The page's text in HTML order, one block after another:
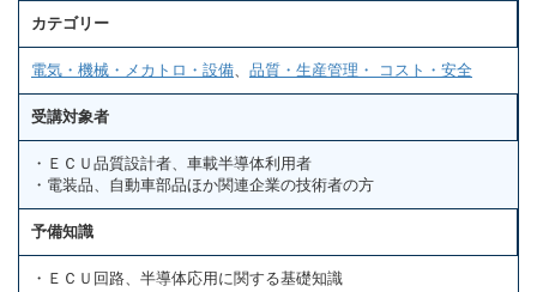
カテゴリー
電気・機械・メカトロ・設備 品質・生産管理・ コスト・安全
受講対象者
・ＥＣＵ品質設計者、車載半導体利用者
・電装品、自動車部品ほか関連企業の技術者の方
予備知識
・ＥＣＵ回路、半導体応用に関する基礎知識